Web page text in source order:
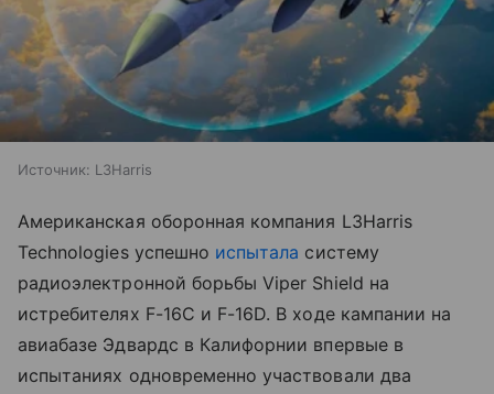
Источник: L3Harris
Американская оборонная компания L3Harris
Technologies успешно испытала систему
радиоэлектронной борьбы Viper Shield на
истребителях F-16C и F-16D. В ходе кампании на
авиабазе Эдвардс в Калифорнии впервые в
испытаниях одновременно участвовали два